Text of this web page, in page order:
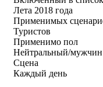
Лета 2018 года
Применимых
Туристов
Применимо пол
Нейтральный/
Сцена
Каждый день